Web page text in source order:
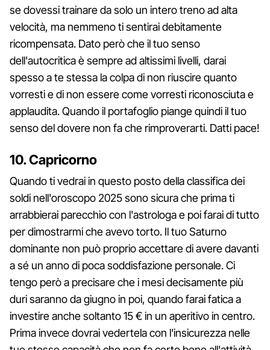
se dovessi trainare da solo un intero treno ad alta
velocità, ma nemmeno ti sentirai debitamente
ricompensata. Dato però che il tuo senso
dell'autocritica è sempre ad altissimi livelli, darai
spesso a te stessa la colpa di non riuscire quanto
vorresti e di non essere come vorresti riconosciuta e
applaudita. Quando il portafoglio piange quindi il tuo
senso del dovere non fa che rimproverarti. Datti pace!
10. Capricorno
Quando ti vedrai in questo posto della classifica dei
soldi nell'oroscopo 2025 sono sicura che prima ti
arrabbierai parecchio con l'astrologa e poi farai di tutto
per dimostrarmi che avevo torto. Il tuo Saturno
dominante non può proprio accettare di avere davanti
a sé un anno di poca soddisfazione personale. Ci
tengo però a precisare che i mesi decisamente più
duri saranno da giugno in poi, quando farai fatica a
investire anche soltanto 15 € in un aperitivo in centro.
Prima invece dovrai vedertela con l'insicurezza nelle